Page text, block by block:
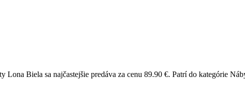
Biela sa najčastejšie predáva za cenu 89.90 €. Patrí do kategórie